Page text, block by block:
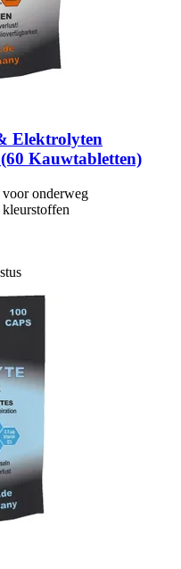
Elektrolyten
Kauwtabletten)
onderweg